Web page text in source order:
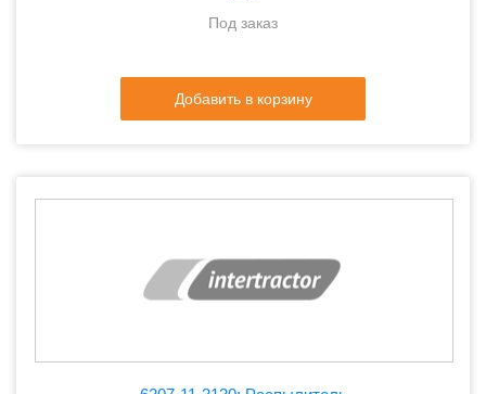
Под заказ
Добавить в корзину